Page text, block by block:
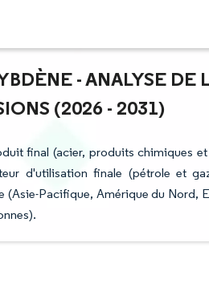
- ANALYSE DE
(2026 - 2031)
final (acier, produits chimiques
d'utilisation finale (pétrole et
Pacifique, Amérique du Nord,